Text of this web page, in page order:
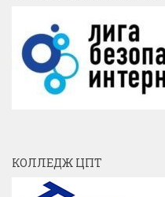
КОЛЛЕДЖ ЦПТ